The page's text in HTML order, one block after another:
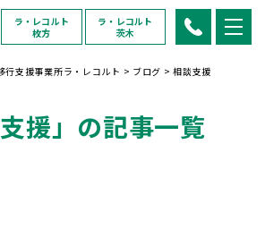
ラ・レコルト
枚方
ラ・レコルト
茨木
行支援事業所ラ・レコルト > ブログ >相談支援
支援」の記事一覧